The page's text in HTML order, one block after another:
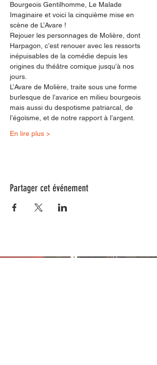
Bourgeois Gentilhomme, Le Malade
Imaginaire et voici la cinquième mise en
scène de L’Avare !
Rejouer les personnages de Molière, dont
Harpagon, c’est renouer avec les ressorts
inépuisables de la comédie depuis les
origines du théâtre comique jusqu’à nos
jours.
L’Avare de Molière, traite sous une forme
burlesque de l’avarice en milieu bourgeois
mais aussi du despotisme patriarcal, de
l’égoïsme, et de notre rapport à l’argent.
En lire plus >
Partager cet événement